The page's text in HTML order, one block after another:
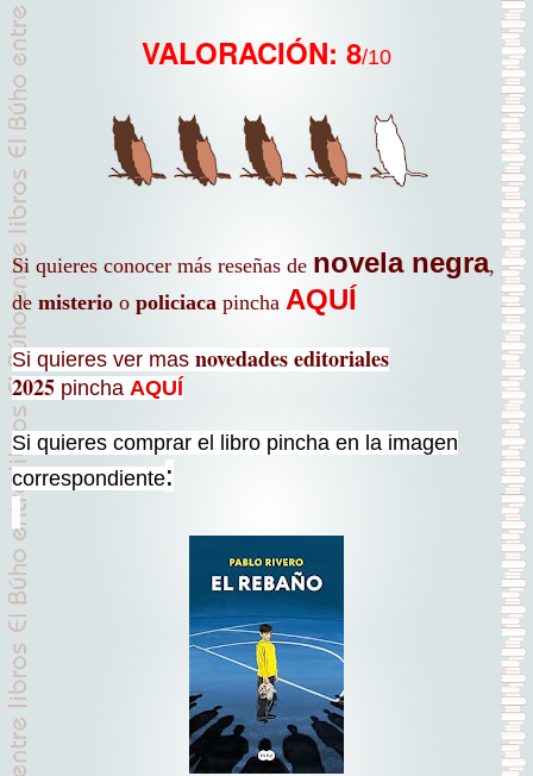
VALORACIÓN: 8/10
Si quieres conocer más reseñas de novela negra,
de misterio o policiaca pincha AQUÍ
Si quieres ver mas novedades editoriales
2025 pincha AQUÍ
Si quieres comprar el libro pincha en la imagen
correspondiente: